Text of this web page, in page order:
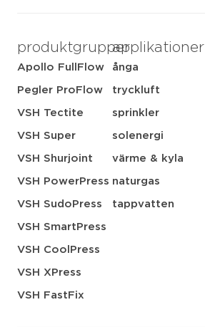
produktgrupper
Apollo FullFlow
Pegler ProFlow
VSH Tectite
VSH Super
VSH Shurjoint
VSH PowerPress
VSH SudoPress
VSH SmartPress
VSH CoolPress
VSH XPress
VSH FastFix
applikationer
ånga
tryckluft
sprinkler
solenergi
värme & kyla
naturgas
tappvatten